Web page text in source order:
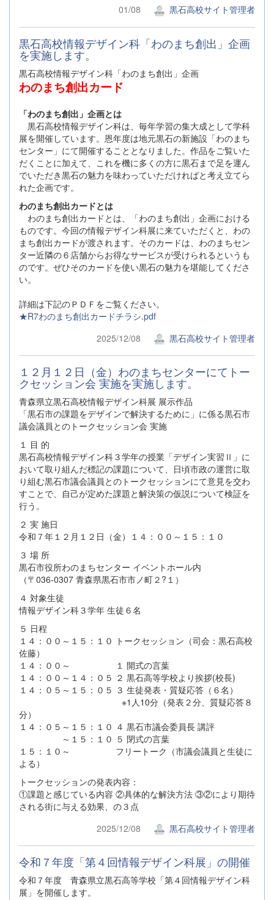
01/08
黒石高校サイト管理者
黒石高校情報デザイン科「わのまち創出」企画
を実施します。
黒石高校情報デザイン科「わのまち創出」企画
わのまち創出カード
「わのまち創出」企画とは
黒石高校情報デザイン科は、毎年学習の集大成として学科
展を開催しています。恩年度は地元黒石の新施設「わのまち
センター」にて開催することとなりました。作品をご覧いた
だくことに加えて、これを機に多くの方に黒石まで足を運ん
でいただき黒石の魅力を味わっていただければと考え立てら
れた企画です。
わのまち創出カードとは
わのまち創出カードとは、「わのまち創出」企画における
ものです。今回の情報デザイン科展に来ていただくと、わの
まち創出カードが渡されます。そのカードは、わのまちセン
ター近隣の６店舗からお得なサービスが受けられるというも
のです。ぜひそのカードを使い黒石の魅力を堪能してくださ
い。
詳細は下記のＰＤＦをご覧ください。
★R7わのまち創出カードチラシ.pdf
2025/12/08
黒石高校サイト管理者
１２月１２日（金）わのまちセンターにてトー
クセッション会 実施を実施します。
青森県立黒石高校情報デザイン科展 展示作品
「黒石市の課題をデザインで解決するために」に係る黒石市
議会議員とのトークセッション会 実施
１ 目 的
黒石高校情報デザイン科３学年の授業「デザイン実習Ⅱ」に
おいて取り組んだ標記の課題について、日頃市政の運営に取
り組む黒石市議会議員とのトークセッションにて意見を交わ
すことで、自己が定めた課題と解決策の仮説について検証を
行う。
２ 実 施日
令和７年１２月１２日（金）１４：００～１５：１０
３ 場 所
黒石市役所わのまちセンター イベントホール内
（〒036-0307 青森県黒石市市ノ町２?１）
４ 対象生徒
情報デザイン科３学年 生徒６名
５ 日程
１４：００～１５：１０ トークセッション（司会：黒石高校
佐藤）
１４：００～ １ 開式の言葉
１４：００～１４：０５ ２ 黒石高等学校より挨拶(校長)
１４：０５～１５：０５ ３ 生徒発表・質疑応答（６名）
※1人10分（発表２分、質疑応答８
分）
１４：０５～１５：１０ ４ 黒石市議会委員長 講評
～１５：１０ ５ 閉式の言葉
１５：１０～ フリートーク（市議会議員と生徒に
よる）
トークセッションの発表内容：
①課題と感じている内容 ②具体的な解決方法 ③②により期待
される街に与える効果、の３点
2025/12/08
黒石高校サイト管理者
令和７年度「第４回情報デザイン科展」の開催
令和７年度 青森県立黒石高等学校「第４回情報デザイン科
展」を開催します。